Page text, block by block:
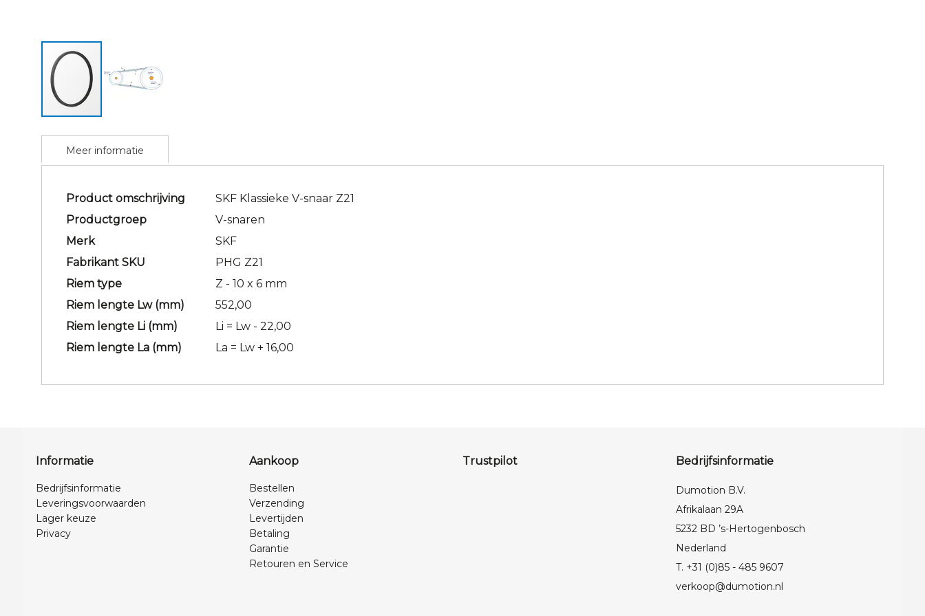
naar
begin
afbeeldingen-
Meer informatie
Meer
Product omschrijving
SKF Klassieke V-snaar Z21
Productgroep
V-snaren
Merk
SKF
Fabrikant SKU
PHG Z21
Riem type
Z - 10 x 6 mm
Riem lengte Lw (mm)
552,00
Riem lengte Li (mm)
Li = Lw - 22,00
Riem lengte La (mm)
La = Lw + 16,00
Informatie
Bedrijfsinformatie
Leveringsvoorwaarden
Lager keuze
Privacy
Aankoop
Bestellen
Verzending
Levertijden
Betaling
Garantie
Retouren en Service
Trustpilot Bedrijfsinformatie
Dumotion B.V.
Afrikalaan 29A
5232 BD ’s-Hertogenbosch
Nederland
T. +31 (0)85 - 485 9607
verkoop@dumotion.nl